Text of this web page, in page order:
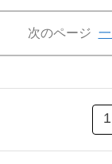
次のページ
1